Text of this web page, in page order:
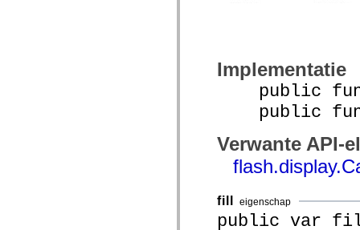
Implementatie
public
public
Verwante API-
fill eigenschap
public var